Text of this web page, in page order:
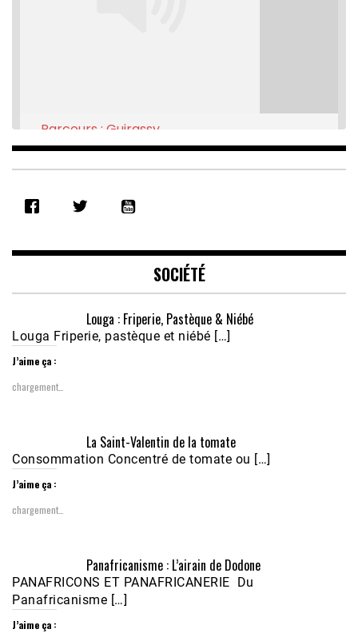
RSS FEED
EMBED
Parcours : Guirassy
Feb 16, 2021 • 28:08
Nobana (Podologue)
Feb 24, 2021 • 28mn
SOCIÉTÉ
Louga : Friperie, Pastèque & Niébé
Louga Friperie, pastèque et niébé […]
J’aime ça :
chargement…
La Saint-Valentin de la tomate
Consommation Concentré de tomate ou […]
J’aime ça :
chargement…
Panafricanisme : L’airain de Dodone
PANAFRICONS ET PANAFRICANERIE Du
Panafricanisme […]
J’aime ça :